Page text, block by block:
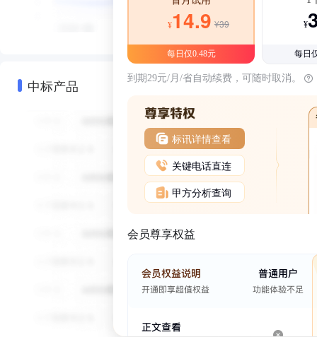
中标产品
¥14.9 ¥39
每日仅0.48元
¥
每日
到期29元/月/省自动续费，可随时取消。
标讯详情查看
关键电话直连
甲方分析查询
会员尊享权益